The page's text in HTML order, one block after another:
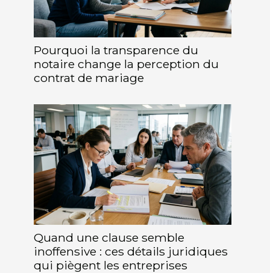
Pourquoi la transparence du
notaire change la perception du
contrat de mariage
Quand une clause semble
inoffensive : ces détails juridiques
qui piègent les entreprises